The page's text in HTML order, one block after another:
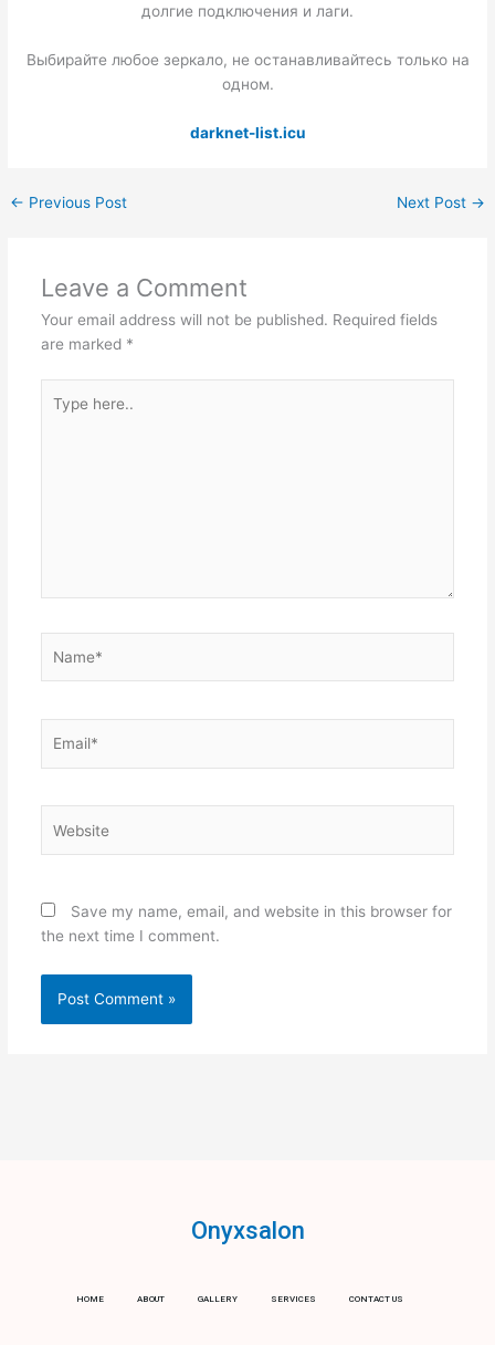
долгие подключения и лаги.
Выбирайте любое зеркало, не останавливайтесь только на
одном.
darknet-list.icu
← Previous Post Next Post →
Leave a Comment
Your email address will not be published. Required fields
are marked *
here..
Save my name, email, and website in this browser for
the next time I comment.
Onyxsalon
HOME ABOUT GALLERY SERVICES CONTACT US